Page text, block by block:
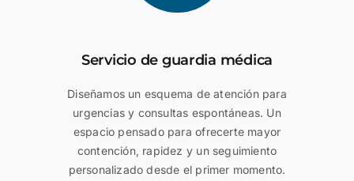
Servicio de guardia médica
Diseñamos un esquema de atención para
urgencias y consultas espontáneas. Un
espacio pensado para ofrecerte mayor
contención, rapidez y un seguimiento
personalizado desde el primer momento.